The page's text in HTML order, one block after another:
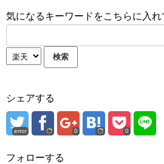
気になるキーワードをこちらに入
シェアする
error 0 0
フォローする